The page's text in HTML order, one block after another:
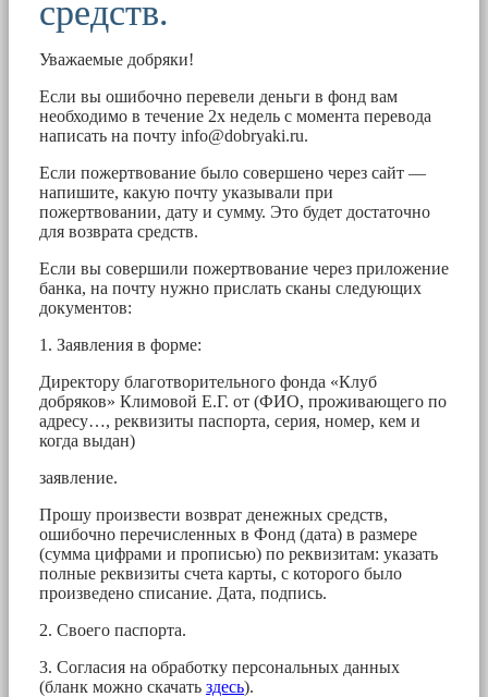
средств.
Уважаемые добряки!
Если вы ошибочно перевели деньги в фонд вам
необходимо в течение 2х недель с момента перевода
написать на почту info@dobryaki.ru.
Если пожертвование было совершено через сайт —
напишите, какую почту указывали при
пожертвовании, дату и сумму. Это будет достаточно
для возврата средств.
Если вы совершили пожертвование через приложение
банка, на почту нужно прислать сканы следующих
документов:
1. Заявления в форме:
Директору благотворительного фонда «Клуб
добряков» Климовой Е.Г. от (ФИО, проживающего по
адресу…, реквизиты паспорта, серия, номер, кем и
когда выдан)
заявление.
Прошу произвести возврат денежных средств,
ошибочно перечисленных в Фонд (дата) в размере
(сумма цифрами и прописью) по реквизитам: указать
полные реквизиты счета карты, с которого было
произведено списание. Дата, подпись.
2. Своего паспорта.
3. Согласия на обработку персональных данных
(бланк можно скачать здесь).